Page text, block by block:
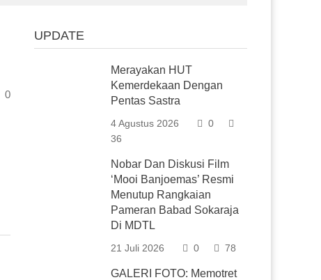
0
UPDATE
Merayakan HUT
Kemerdekaan Dengan
Pentas Sastra
4 Agustus 2026
0
36
Nobar Dan Diskusi Film
‘Mooi Banjoemas’ Resmi
Menutup Rangkaian
Pameran Babad Sokaraja
Di MDTL
21 Juli 2026 0 78
GALERI FOTO: Memotret